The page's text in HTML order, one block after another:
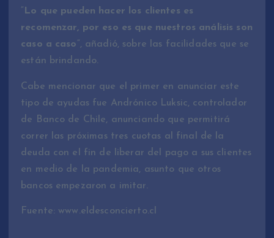
Lo que pueden hacer los clientes es
recomenzar, por eso es que nuestros análisis son
caso a caso “, añadió, sobre las facilidades que se
están brindando.
Cabe mencionar que el primer en anunciar este
tipo de ayudas fue Andrónico Luksic, controlador
de Banco de Chile, anunciando que permitirá
correr las próximas tres cuotas al final de la
deuda con el fin de liberar del pago a sus clientes
en medio de la pandemia, asunto que otros
bancos empezaron a imitar.
Fuente: www.eldesconcierto.cl